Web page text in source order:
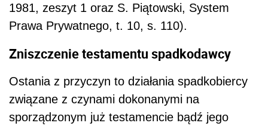
1981, zeszyt 1 oraz S. Piątowski, System
Prawa Prywatnego, t. 10, s. 110).
Zniszczenie testamentu spadkodawcy
Ostania z przyczyn to działania spadkobiercy
związane z czynami dokonanymi na
sporządzonym już testamencie bądź jego